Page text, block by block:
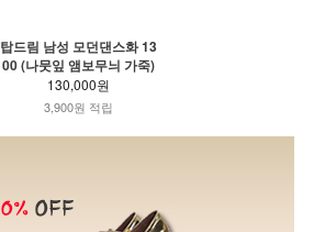
탑드림 남성 모던댄스화 13
00 (나뭇잎 앰보무늬 가죽)
130,000원
3,900원 적립